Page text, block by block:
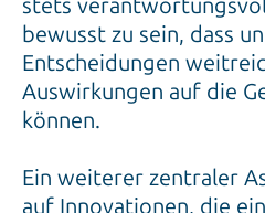
stets
bewusst zu sein, dass
Entscheidungen
Auswirkungen auf die
können.
Ein weiterer zentraler
auf Innovationen, die